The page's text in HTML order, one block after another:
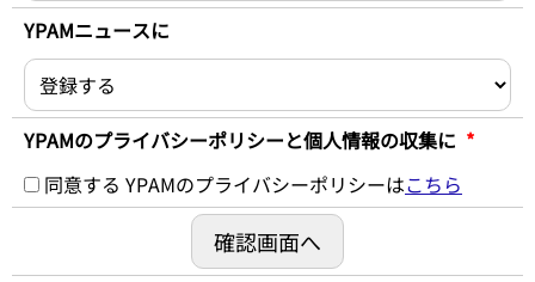
YPAMニュースに
YPAMのプライバシーポリシーと個人情報の収集に *
同意する YPAMのプライバシーポリシーはこちら